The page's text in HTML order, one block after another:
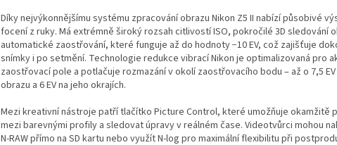
Díky nejvýkonnějšímu systému zpracování obrazu Nikon Z5 II nabízí působivé
focení z ruky. Má extrémně široký rozsah citlivostí ISO, pokročilé 3D sledování
automatické zaostřování, které funguje až do hodnoty −10 EV, což zajišťuje
snímky i po setmění. Technologie redukce vibrací Nikon je optimalizovaná pro
zaostřovací pole a potlačuje rozmazání v okolí zaostřovacího bodu – až o 7,5
obrazu a 6 EV na jeho okrajích.
Mezi kreativní nástroje patří tlačítko Picture Control, které umožňuje okamžitě
mezi barevnými profily a sledovat úpravy v reálném čase. Videotvůrci mohou
N-RAW přímo na SD kartu nebo využít N-log pro maximální flexibilitu při